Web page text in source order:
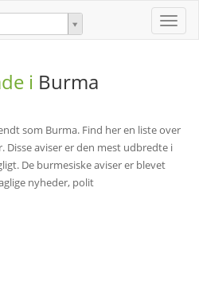
Toggle
i Burma
som Burma. Find her en liste over
Disse aviser er den mest udbredte i
De burmesiske aviser er blevet
nyheder, polit